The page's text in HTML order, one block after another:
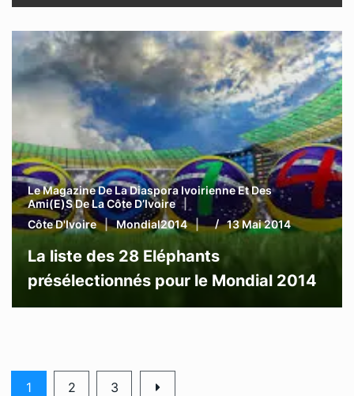
Le Magazine De La Diaspora Ivoirienne Et Des
Ami(e)s De La Côte D’Ivoire
Côte D'Ivoire
Mondial2014 13 Mai 2014
La liste des 28 Eléphants
présélectionnés pour le Mondial 2014
1 2 3